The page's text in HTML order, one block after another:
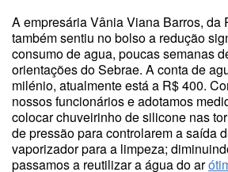
A empresária Vânia Viana Barros, da
também sentiu no bolso a redução
consumo de agua, poucas semanas
orientações do Sebrae. A conta de
milénio, atualmente está a R$ 400.
nossos funcionários e adotamos
colocar chuveirinho de silicone nas
de pressão para controlarem a saída
vaporizador para a limpeza;
passamos a reutilizar a água do ar